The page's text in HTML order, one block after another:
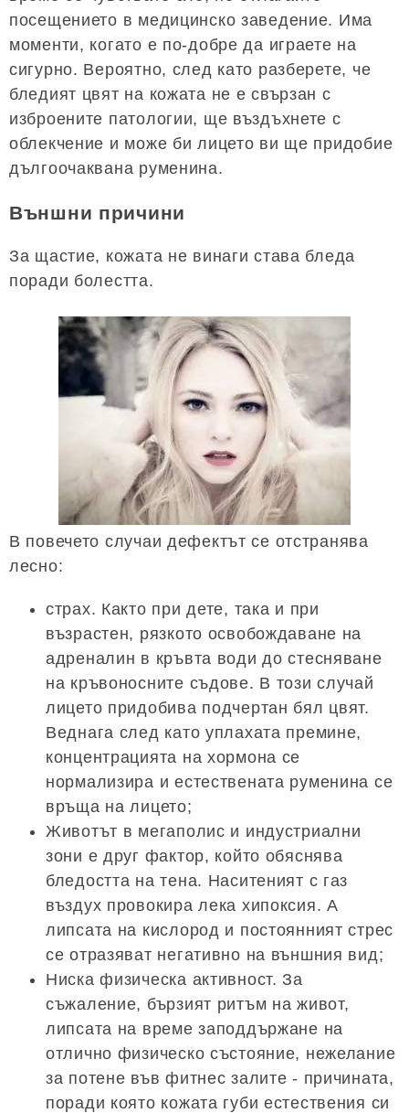
посещението в медицинско заведение. Има
моменти, когато е по-добре да играете на
сигурно. Вероятно, след като разберете, че
бледият цвят на кожата не е свързан с
изброените патологии, ще въздъхнете с
облекчение и може би лицето ви ще придобие
дългоочаквана руменина.
Външни причини
За щастие, кожата не винаги става бледа
поради болестта.
В повечето случаи дефектът се отстранява
лесно:
страх. Както при дете, така и при
възрастен, рязкото освобождаване на
адреналин в кръвта води до стесняване
на кръвоносните съдове. В този случай
лицето придобива подчертан бял цвят.
Веднага след като уплахата премине,
концентрацията на хормона се
нормализира и естествената руменина се
връща на лицето;
Животът в мегаполис и индустриални
зони е друг фактор, който обяснява
бледостта на тена. Наситеният с газ
въздух провокира лека хипоксия. А
липсата на кислород и постоянният стрес
се отразяват негативно на външния вид;
Ниска физическа активност. За
съжаление, бързият ритъм на живот,
липсата на време заподдържане на
отлично физическо състояние, нежелание
за потене във фитнес залите - причината,
поради която кожата губи естествения си